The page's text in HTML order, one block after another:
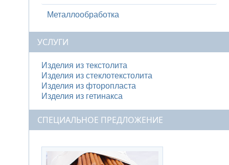
Металлообработка
УСЛУГИ
Изделия из текстолита
Изделия из стеклотекстолита
Изделия из фторопласта
Изделия из гетинакса
СПЕЦИАЛЬНОЕ ПРЕДЛОЖЕНИЕ